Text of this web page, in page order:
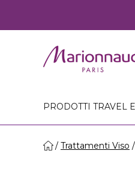
PRODOTTI TRAVEL
Trattamenti Viso